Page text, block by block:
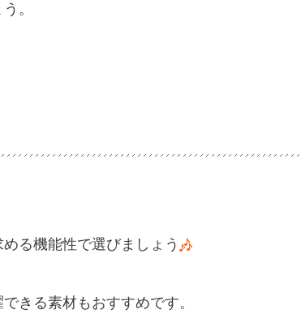
。
る機能性で選びましょう
きる素材もおすすめです。